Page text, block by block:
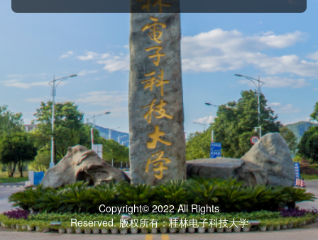
Copyright© 2022 All Rights
Reserved. 版权所有：桂林电子科技大学